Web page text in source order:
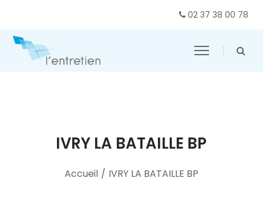
02 37 38 00 78
IVRY LA BATAILLE BP
Accueil / IVRY LA BATAILLE BP